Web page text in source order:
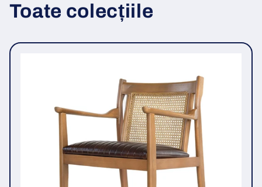
Toate colecțiile